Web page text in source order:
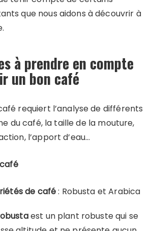
que nous aidons à découvrir à
à prendre en compte
un bon café
requiert l’analyse de différents
du café, la taille de la mouture,
l’apport d’eau…
de café: Robusta et Arabica
est un plant robuste qui se